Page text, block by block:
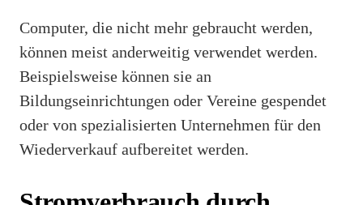
Computer, die nicht mehr gebraucht werden,
können meist anderweitig verwendet werden.
Beispielsweise können sie an
Bildungseinrichtungen oder Vereine gespendet
oder von spezialisierten Unternehmen für den
Wiederverkauf aufbereitet werden.